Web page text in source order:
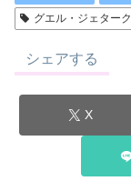
グエル・ジェターク
シェアする
X